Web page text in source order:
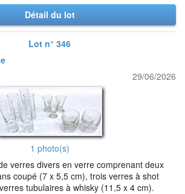
Détail du lot
Lot n° 346
29/06/2026
1 photo(s)
verres divers en verre comprenant deux
coupé (7 x 5,5 cm), trois verres à shot
tubulaires à whisky (11,5 x 4 cm).